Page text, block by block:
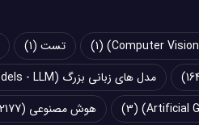
(1) تست (1)
مدل های زبانی بزرگ (Large Language Models - LLM)
(3) هوش مصنوعی (2177)